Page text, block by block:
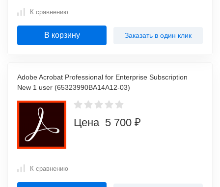
К сравнению
В корзину Заказать в один клик
Adobe Acrobat Professional for Enterprise Subscription
New 1 user (65323990BA14A12-03)
Цена 5 700 ₽
К сравнению